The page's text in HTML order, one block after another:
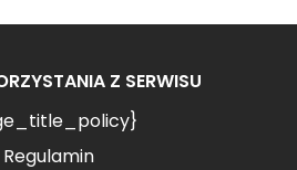
Z SERWISU
Regulamin